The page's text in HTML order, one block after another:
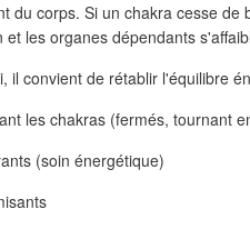
du corps. Si un chakra cesse
et les organes dépendants
il convient de rétablir l'équilibre
les chakras (fermés, tournant
(soin énergétique)